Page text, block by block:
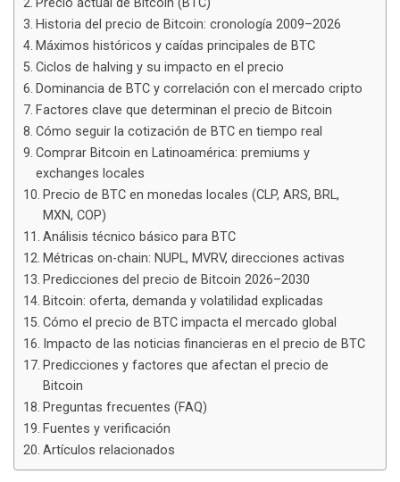
Precio actual de Bitcoin (BTC)
Historia del precio de Bitcoin: cronología 2009–2026
Máximos históricos y caídas principales de BTC
Ciclos de halving y su impacto en el precio
Dominancia de BTC y correlación con el mercado cripto
Factores clave que determinan el precio de Bitcoin
Cómo seguir la cotización de BTC en tiempo real
Comprar Bitcoin en Latinoamérica: premiums y
exchanges locales
Precio de BTC en monedas locales (CLP, ARS, BRL,
MXN, COP)
Análisis técnico básico para BTC
Métricas on-chain: NUPL, MVRV, direcciones activas
Predicciones del precio de Bitcoin 2026–2030
Bitcoin: oferta, demanda y volatilidad explicadas
Cómo el precio de BTC impacta el mercado global
Impacto de las noticias financieras en el precio de BTC
Predicciones y factores que afectan el precio de
Bitcoin
Preguntas frecuentes (FAQ)
Fuentes y verificación
Artículos relacionados